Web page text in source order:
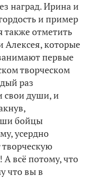
наград. Ирина и
и пример
также отметить
Алексея, которые
первые
творческом
раз
свои души, и
бойцы
усердно
А всё потому, что
что вы в